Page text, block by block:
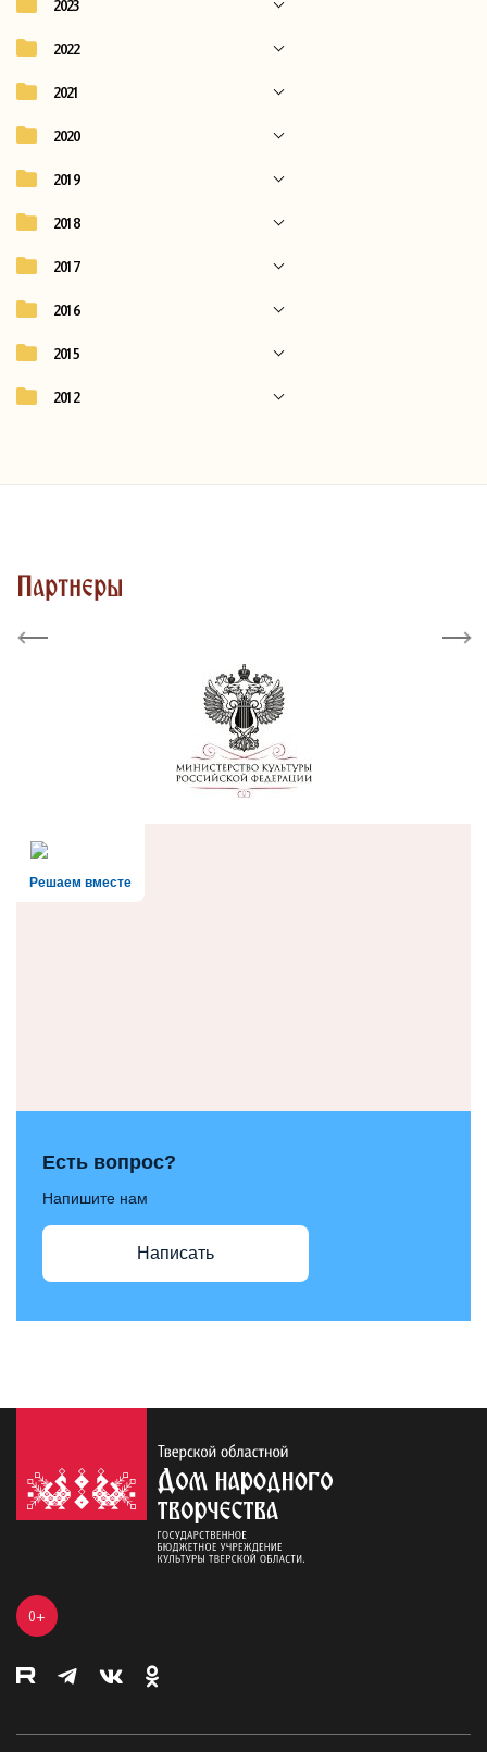
2023
2022
2021
2020
2019
2018
2017
2016
2015
2012
Партнеры
Previous Next
Решаем вместе
Есть вопрос?
Напишите нам
Написать
0+